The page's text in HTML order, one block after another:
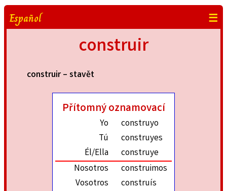
Español ☰
construir
construir – stavět
Přítomný oznamovací
Yo
construyo
Tú
construyes
Él/Ella
construye
Nosotros
construimos
Vosotros
construís